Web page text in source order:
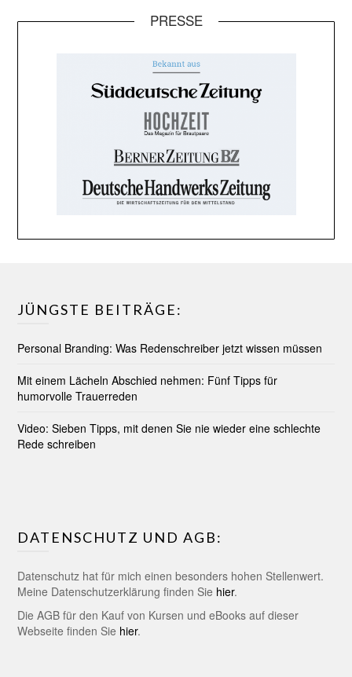
PRESSE
JÜNGSTE BEITRÄGE:
Personal Branding: Was Redenschreiber jetzt wissen müssen
Mit einem Lächeln Abschied nehmen: Fünf Tipps für
humorvolle Trauerreden
Video: Sieben Tipps, mit denen Sie nie wieder eine schlechte
Rede schreiben
DATENSCHUTZ UND AGB:
Datenschutz hat für mich einen besonders hohen Stellenwert.
Meine Datenschutzerklärung finden Sie hier.
Die AGB für den Kauf von Kursen und eBooks auf dieser
Webseite finden Sie hier.